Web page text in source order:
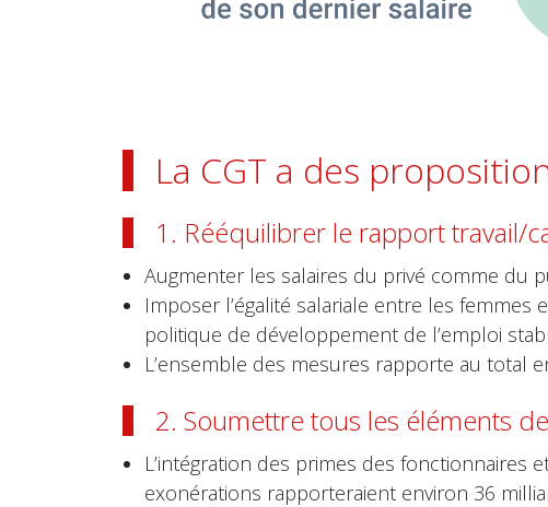
La CGT a des
1. Rééquilibrer le rapport travail/
Augmenter les salaires du privé comme du
Imposer l’égalité salariale entre les
politique de développement de l’emploi
L’ensemble des mesures rapporte au total
2. Soumettre tous les éléments
L’intégration des primes des
exonérations rapporteraient environ 36